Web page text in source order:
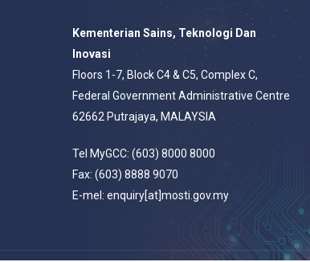
Kementerian Sains, Teknologi Dan
Inovasi
Floors 1-7, Block C4 & C5, Complex C,
Federal Government Administrative Centre
62662 Putrajaya, MALAYSIA
Tel MyGCC: (603) 8000 8000
Fax: (603) 8888 9070
E-mel: enquiry[at]mosti.gov.my